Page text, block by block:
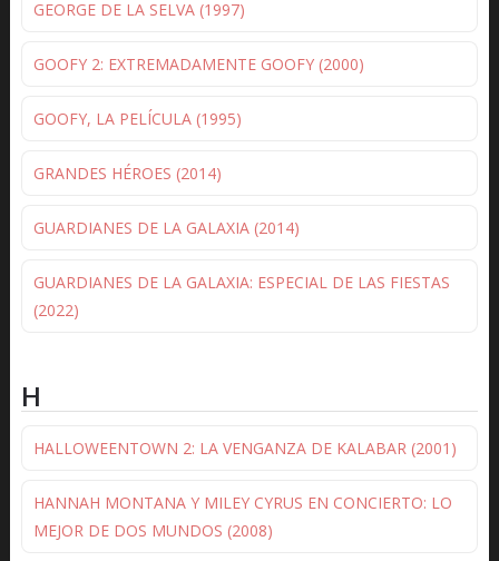
GEORGE DE LA SELVA (1997)
GOOFY 2: EXTREMADAMENTE GOOFY (2000)
GOOFY, LA PELÍCULA (1995)
GRANDES HÉROES (2014)
GUARDIANES DE LA GALAXIA (2014)
GUARDIANES DE LA GALAXIA: ESPECIAL DE LAS FIESTAS
(2022)
H
HALLOWEENTOWN 2: LA VENGANZA DE KALABAR (2001)
HANNAH MONTANA Y MILEY CYRUS EN CONCIERTO: LO
MEJOR DE DOS MUNDOS (2008)